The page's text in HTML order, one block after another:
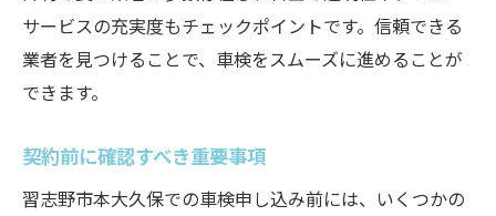
サービスの充実度もチェックポイントです。信頼できる
業者を見つけることで、車検をスムーズに進めることが
できます。
契約前に確認すべき重要事項
習志野市本大久保での車検申し込み前には、いくつかの